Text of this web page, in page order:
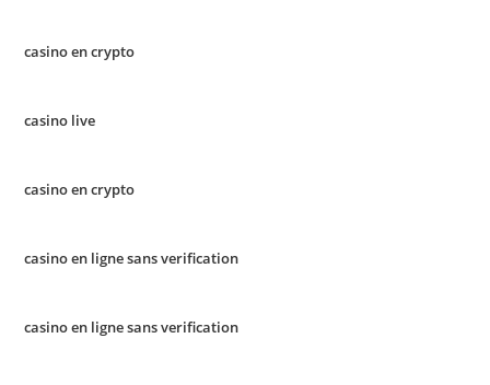
casino en crypto
casino live
casino en crypto
casino en ligne sans verification
casino en ligne sans verification